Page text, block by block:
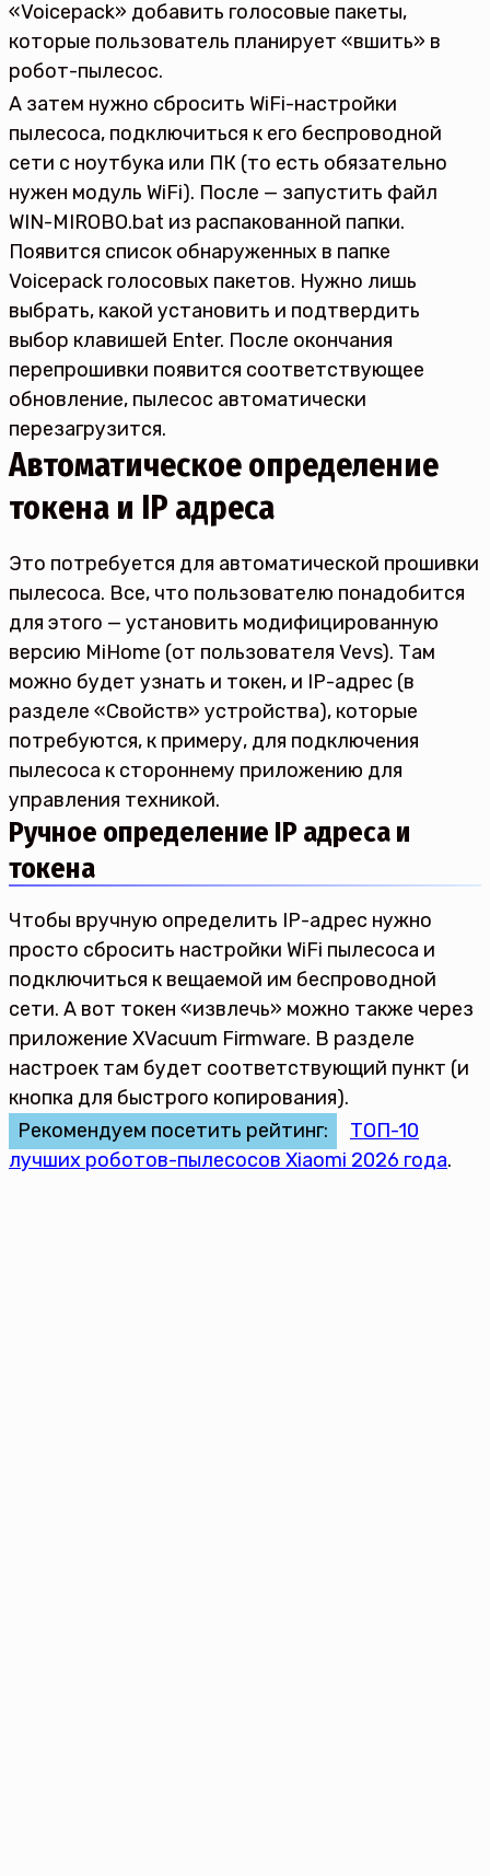
«Voicepack» добавить голосовые пакеты,
которые пользователь планирует «вшить» в
робот-пылесос.
А затем нужно сбросить WiFi-настройки
пылесоса, подключиться к его беспроводной
сети с ноутбука или ПК (то есть обязательно
нужен модуль WiFi). После — запустить файл
WIN-MIROBO.bat из распакованной папки.
Появится список обнаруженных в папке
Voicepack голосовых пакетов. Нужно лишь
выбрать, какой установить и подтвердить
выбор клавишей Enter. После окончания
перепрошивки появится соответствующее
обновление, пылесос автоматически
перезагрузится.
Автоматическое определение
токена и IP адреса
Это потребуется для автоматической прошивки
пылесоса. Все, что пользователю понадобится
для этого — установить модифицированную
версию MiHome (от пользователя Vevs). Там
можно будет узнать и токен, и IP-адрес (в
разделе «Свойств» устройства), которые
потребуются, к примеру, для подключения
пылесоса к стороннему приложению для
управления техникой.
Ручное определение IP адреса и
токена
Чтобы вручную определить IP-адрес нужно
просто сбросить настройки WiFi пылесоса и
подключиться к вещаемой им беспроводной
сети. А вот токен «извлечь» можно также через
приложение XVacuum Firmware. В разделе
настроек там будет соответствующий пункт (и
кнопка для быстрого копирования).
Рекомендуем посетить рейтинг:
ТОП-10
лучших роботов-пылесосов Xiaomi 2026 года.